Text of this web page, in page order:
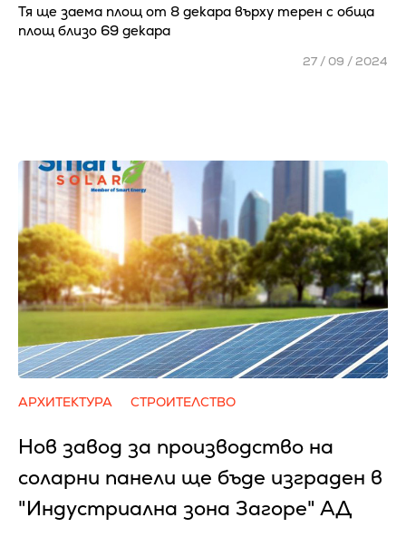
Тя ще заема площ от 8 декара върху терен с обща
площ близо 69 декара
27 / 09 / 2024
АРХИТЕКТУРА СТРОИТЕЛСТВО
Нов завод за производство на
соларни панели ще бъде изграден в
"Индустриална зона Загоре" АД